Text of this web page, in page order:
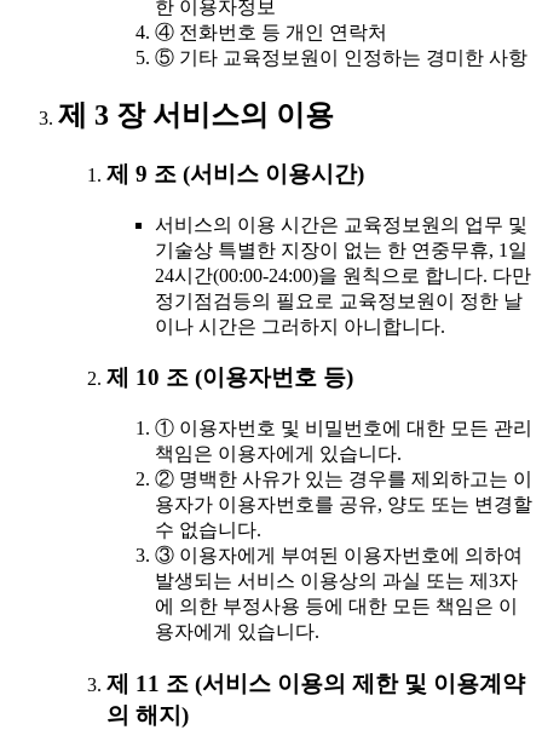
한 이용자정보
④ 전화번호 등 개인 연락처
⑤ 기타 교육정보원이 인정하는 경미한 사항
제 3 장 서비스의 이용
제 9 조 (서비스 이용시간)
서비스의 이용 시간은 교육정보원의 업무 및
기술상 특별한 지장이 없는 한 연중무휴, 1일
24시간(00:00-24:00)을 원칙으로 합니다. 다만
정기점검등의 필요로 교육정보원이 정한 날
이나 시간은 그러하지 아니합니다.
제 10 조 (이용자번호 등)
① 이용자번호 및 비밀번호에 대한 모든 관리
책임은 이용자에게 있습니다.
② 명백한 사유가 있는 경우를 제외하고는 이
용자가 이용자번호를 공유, 양도 또는 변경할
수 없습니다.
③ 이용자에게 부여된 이용자번호에 의하여
발생되는 서비스 이용상의 과실 또는 제3자
에 의한 부정사용 등에 대한 모든 책임은 이
용자에게 있습니다.
제 11 조 (서비스 이용의 제한 및 이용계약
의 해지)